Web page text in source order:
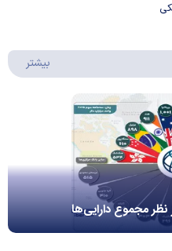
بیشتر
مجموع دارایی‌ها